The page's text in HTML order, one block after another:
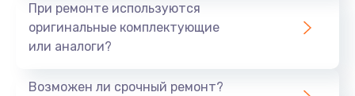
При ремонте используются
оригинальные комплектующие
или аналоги?
Возможен ли срочный ремонт?